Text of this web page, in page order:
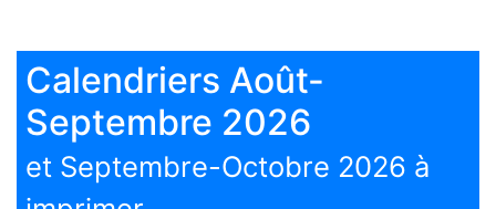
Calendriers Août-
Septembre 2026
et Septembre-Octobre 2026 à